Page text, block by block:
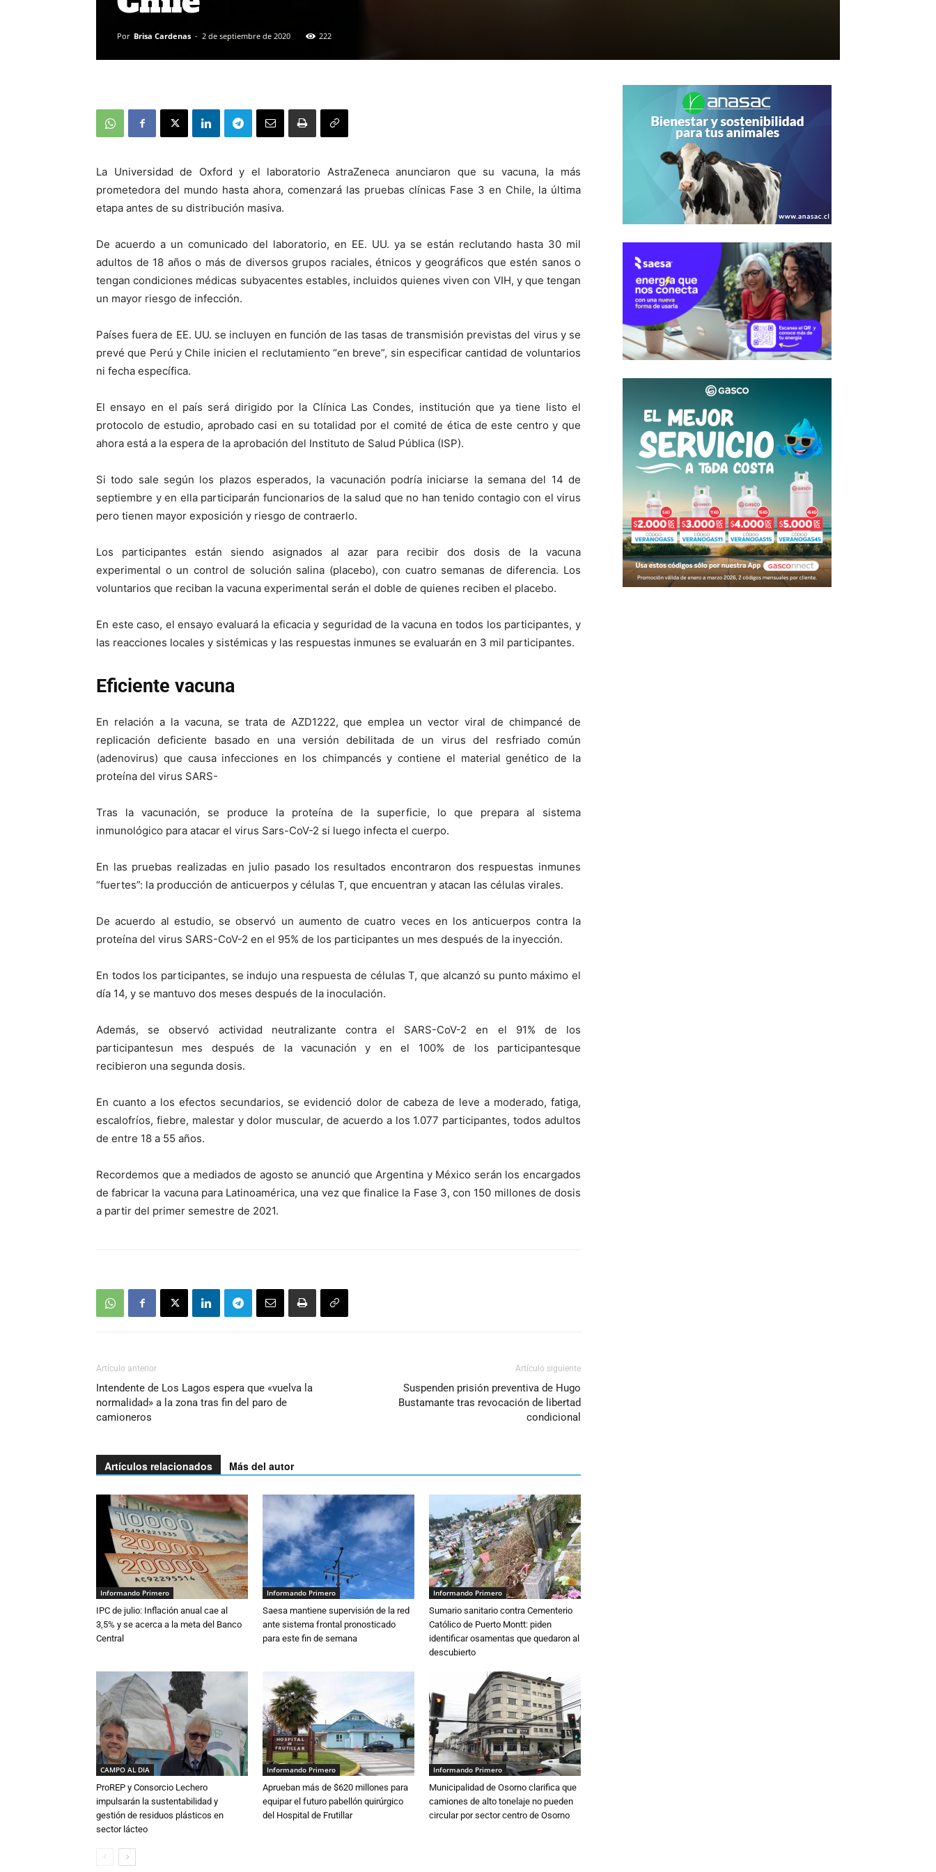
Por Brisa Cardenas - 2 de septiembre de 2020 222
La Universidad de Oxford y el laboratorio AstraZeneca anunciaron que su vacuna, la más
prometedora del mundo hasta ahora, comenzará las pruebas clínicas Fase 3 en Chile, la última
etapa antes de su distribución masiva.
De acuerdo a un comunicado del laboratorio, en EE. UU. ya se están reclutando hasta 30 mil
adultos de 18 años o más de diversos grupos raciales, étnicos y geográficos que estén sanos o
tengan condiciones médicas subyacentes estables, incluidos quienes viven con VIH, y que tengan
un mayor riesgo de infección.
Países fuera de EE. UU. se incluyen en función de las tasas de transmisión previstas del virus y se
prevé que Perú y Chile inicien el reclutamiento “en breve”, sin especificar cantidad de voluntarios
ni fecha específica.
El ensayo en el país será dirigido por la Clínica Las Condes, institución que ya tiene listo el
protocolo de estudio, aprobado casi en su totalidad por el comité de ética de este centro y que
ahora está a la espera de la aprobación del Instituto de Salud Pública (ISP).
Si todo sale según los plazos esperados, la vacunación podría iniciarse la semana del 14 de
septiembre y en ella participarán funcionarios de la salud que no han tenido contagio con el virus
pero tienen mayor exposición y riesgo de contraerlo.
Los participantes están siendo asignados al azar para recibir dos dosis de la vacuna
experimental o un control de solución salina (placebo), con cuatro semanas de diferencia. Los
voluntarios que reciban la vacuna experimental serán el doble de quienes reciben el placebo.
En este caso, el ensayo evaluará la eficacia y seguridad de la vacuna en todos los participantes, y
las reacciones locales y sistémicas y las respuestas inmunes se evaluarán en 3 mil participantes.
Eficiente vacuna
En relación a la vacuna, se trata de AZD1222, que emplea un vector viral de chimpancé de
replicación deficiente basado en una versión debilitada de un virus del resfriado común
(adenovirus) que causa infecciones en los chimpancés y contiene el material genético de la
proteína del virus SARS-
Tras la vacunación, se produce la proteína de la superficie, lo que prepara al sistema
inmunológico para atacar el virus Sars-CoV-2 si luego infecta el cuerpo.
En las pruebas realizadas en julio pasado los resultados encontraron dos respuestas inmunes
“fuertes”: la producción de anticuerpos y células T, que encuentran y atacan las células virales.
De acuerdo al estudio, se observó un aumento de cuatro veces en los anticuerpos contra la
proteína del virus SARS-CoV-2 en el 95% de los participantes un mes después de la inyección.
En todos los participantes, se indujo una respuesta de células T, que alcanzó su punto máximo el
día 14, y se mantuvo dos meses después de la inoculación.
Además, se observó actividad neutralizante contra el SARS-CoV-2 en el 91% de los
participantesun mes después de la vacunación y en el 100% de los participantesque
recibieron una segunda dosis.
En cuanto a los efectos secundarios, se evidenció dolor de cabeza de leve a moderado, fatiga,
escalofríos, fiebre, malestar y dolor muscular, de acuerdo a los 1.077 participantes, todos adultos
de entre 18 a 55 años.
Recordemos que a mediados de agosto se anunció que Argentina y México serán los encargados
de fabricar la vacuna para Latinoamérica, una vez que finalice la Fase 3, con 150 millones de dosis
a partir del primer semestre de 2021.
Artículo anterior
Intendente de Los Lagos espera que «vuelva la
normalidad» a la zona tras fin del paro de
camioneros
Artículo siguiente
Suspenden prisión preventiva de Hugo
Bustamante tras revocación de libertad
condicional
Artículos relacionados Más del autor
Informando Primero
IPC de julio: Inflación anual cae al
3,5% y se acerca a la meta del Banco
Central
Informando Primero
Saesa mantiene supervisión de la red
ante sistema frontal pronosticado
para este fin de semana
Informando Primero
Sumario sanitario contra Cementerio
Católico de Puerto Montt: piden
identificar osamentas que quedaron al
descubierto
CAMPO AL DIA
ProREP y Consorcio Lechero
impulsarán la sustentabilidad y
gestión de residuos plásticos en
sector lácteo
Informando Primero
Aprueban más de $620 millones para
equipar el futuro pabellón quirúrgico
del Hospital de Frutillar
Informando Primero
Municipalidad de Osorno clarifica que
camiones de alto tonelaje no pueden
circular por sector centro de Osorno